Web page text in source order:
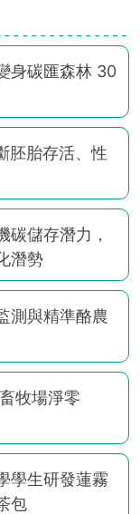
身碳匯森林 30
胚胎存活、性
碳儲存潛力，
潛勢
測與精準酪農
牧場淨零
學生研發蓮霧
包